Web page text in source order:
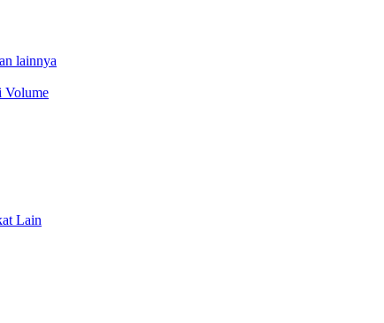
lainnya
Volume
Lain